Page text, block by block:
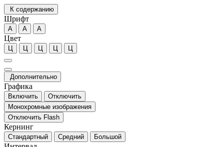
К содержанию
Шрифт
А А А
Цвет
Ц Ц Ц Ц Ц
Дополнительно
Графика
Включить
Отключить
Монохромные изображения
Отключить Flash
Кернинг
Стандартный Средний Большой